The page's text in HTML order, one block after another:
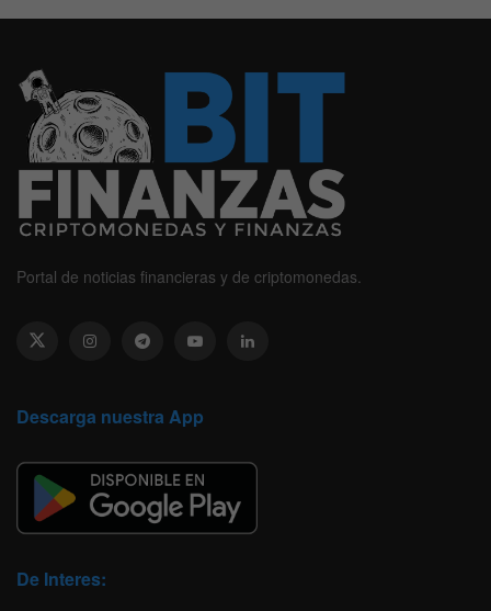
Portal de noticias financieras y de criptomonedas.
Descarga nuestra App
De Interes: